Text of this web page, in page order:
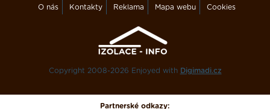
O nás Kontakty Reklama Mapa webu Cookies
Copyright 2008-2026 Enjoyed with Digimadi.cz
Partnerské odkazy: